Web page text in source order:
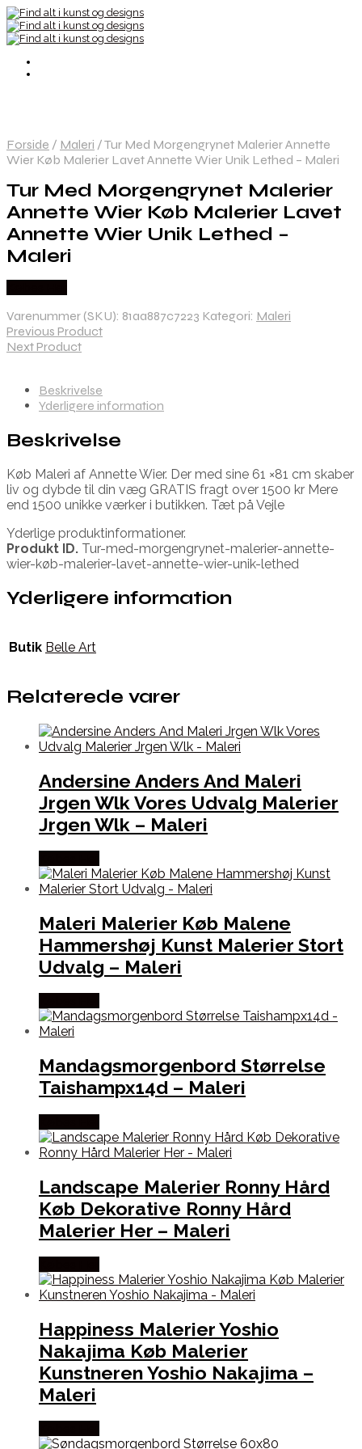
Forside / Maleri /Tur Med Morgengrynet Malerier Annette
Wier Køb Malerier Lavet Annette Wier Unik Lethed – Maleri
Tur Med Morgengrynet Malerier
Annette Wier Køb Malerier Lavet
Annette Wier Unik Lethed –
Maleri
Varenummer (SKU): 81aa887c7223 Kategori: Maleri
Previous Product
Next Product
Beskrivelse
Yderligere information
Beskrivelse
Køb Maleri af Annette Wier. Der med sine 61 ×81 cm skaber
liv og dybde til din væg GRATIS fragt over 1500 kr Mere
end 1500 unikke værker i butikken. Tæt på Vejle
Yderlige produktinformationer.
Produkt ID. Tur-med-morgengrynet-malerier-annette-
wier-køb-malerier-lavet-annette-wier-unik-lethed
Yderligere information
Butik Belle Art
Relaterede varer
Andersine Anders And Maleri
Jrgen Wlk Vores Udvalg Malerier
Jrgen Wlk – Maleri
Maleri Malerier Køb Malene
Hammershøj Kunst Malerier Stort
Udvalg – Maleri
Mandagsmorgenbord Størrelse
Taishampx14d – Maleri
Landscape Malerier Ronny Hård
Køb Dekorative Ronny Hård
Malerier Her – Maleri
Happiness Malerier Yoshio
Nakajima Køb Malerier
Kunstneren Yoshio Nakajima –
Maleri